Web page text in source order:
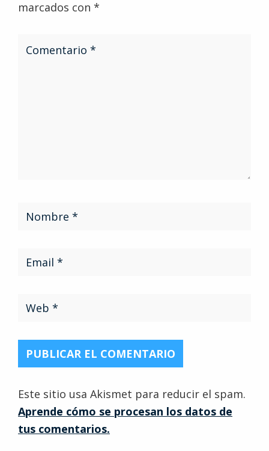
marcados con *
Este sitio usa Akismet para reducir el spam.
Aprende cómo se procesan los datos de
tus comentarios.